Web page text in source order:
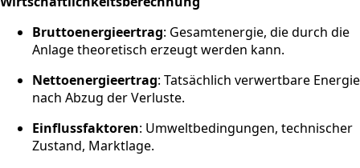
Bruttoenergieertrag: Gesamtenergie, die durch die
Anlage theoretisch erzeugt werden kann.
Nettoenergieertrag: Tatsächlich verwertbare Energie
nach Abzug der Verluste.
Einflussfaktoren: Umweltbedingungen, technischer
Zustand, Marktlage.